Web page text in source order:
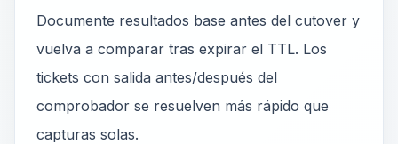
Documente resultados base antes del cutover y
vuelva a comparar tras expirar el TTL. Los
tickets con salida antes/después del
comprobador se resuelven más rápido que
capturas solas.